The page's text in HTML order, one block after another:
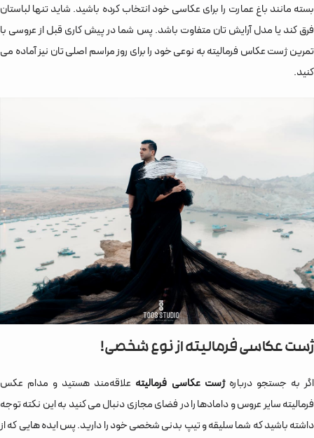
بسته مانند باغ عمارت را برای عکاسی خود انتخاب کرده باشید. شاید تنها لباستان
فرق کند یا مدل آرایش تان متفاوت باشد. پس شما در پیش کاری قبل از عروسی با
تمرین ژست عکاس فرمالیته به نوعی خود را برای روز مراسم اصلی تان نیز آماده می
کنید.
ژست عکاسی فرمالیته از نوع شخصی!
اگر به جستجو دربارهژست عکاسی فرمالیته علاقه‌مند هستید و مدام عکس
فرمالیته سایر عروس و دامادها را در فضای مجازی دنبال می کنید به این نکته توجه
داشته باشید که شما سلیقه و تیپ بدنی شخصی خود را دارید. پس ایده هایی که از